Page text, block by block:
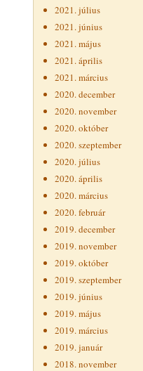
2021. július
2021. június
2021. május
2021. április
2021. március
2020. december
2020. november
2020. október
2020. szeptember
2020. július
2020. április
2020. március
2020. február
2019. december
2019. november
2019. október
2019. szeptember
2019. június
2019. május
2019. március
2019. január
2018. november